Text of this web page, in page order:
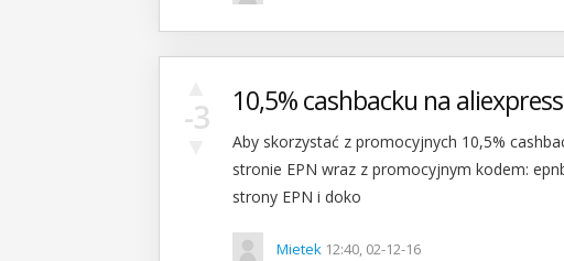
-3 10,5% cashbacku na aliexpress
Aby skorzystać z promocyjnych 10,5%
stronie EPN wraz z promocyjnym kodem:
strony EPN i doko
Mietek 12:40, 02-12-16